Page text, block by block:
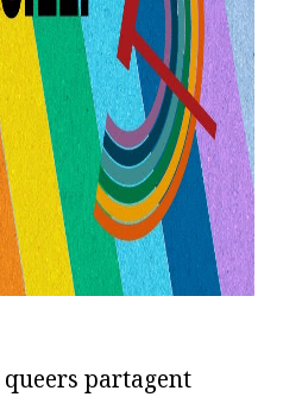
partagent